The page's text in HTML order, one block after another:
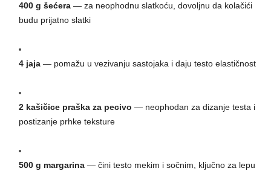
400 g šećera — za neophodnu slatkoću, dovoljnu da kolačići
budu prijatno slatki
4 jaja — pomažu u vezivanju sastojaka i daju testo elastičnost
2 kašičice praška za pecivo — neophodan za dizanje testa i
postizanje prhke teksture
500 g margarina — čini testo mekim i sočnim, ključno za lepu